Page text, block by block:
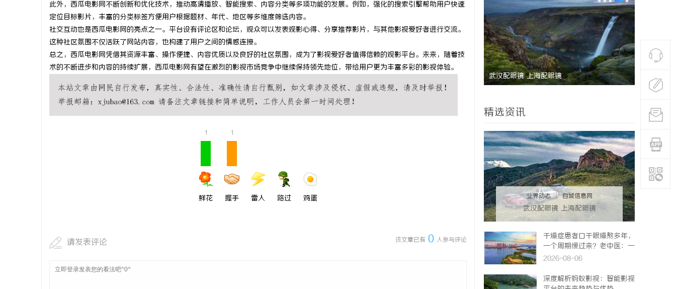
此外，西瓜电影网不断创新和优化技术，推动高清播放、智能搜索、内容分类等多项功能的发展。例如，强化的搜索引擎帮助用户快速
定位目标影片，丰富的分类标签方便用户根据题材、年代、地区等多维度筛选内容。
社交互动也是西瓜电影网的亮点之一。平台设有评论区和论坛，观众可以发表观影心得、分享推荐影片，与其他影视爱好者进行交流。
这种社区氛围不仅活跃了网站内容，也构建了用户之间的情感连接。
总之，西瓜电影网凭借其资源丰富、操作便捷、内容优质以及良好的社区氛围，成为了影视爱好者值得信赖的观影平台。未来，随着技
术的不断进步和内容的持续扩展，西瓜电影网有望在激烈的影视市场竞争中继续保持领先地位，带给用户更为丰富多彩的影视体验。
1
鲜花
1
握手 雷人 路过 鸡蛋
该文章已有 0 人参与评论
请发表评论
武汉配眼镜 上海配眼镜 武汉配眼镜 上海配眼镜 武汉配眼镜 上海配眼镜 长寿实木门：打造温馨家居环境的理想之选
精选资讯
业界动态 | 白城信息网
武汉配眼镜 上海配眼镜
干燥症患者口干眼燥熬多年，
一个周期缓过来？老中医：一
张辨证方对症，身体找回津液
2026-08-06
深度解析蚂蚁影视：智能影视